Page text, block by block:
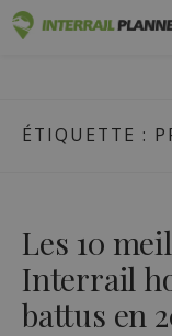
Adopté
Guides pays
Se connecter
ÉTIQUETTE :
Les 10
Interrail
battus en